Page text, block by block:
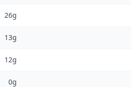
26g
13g
12g
0g